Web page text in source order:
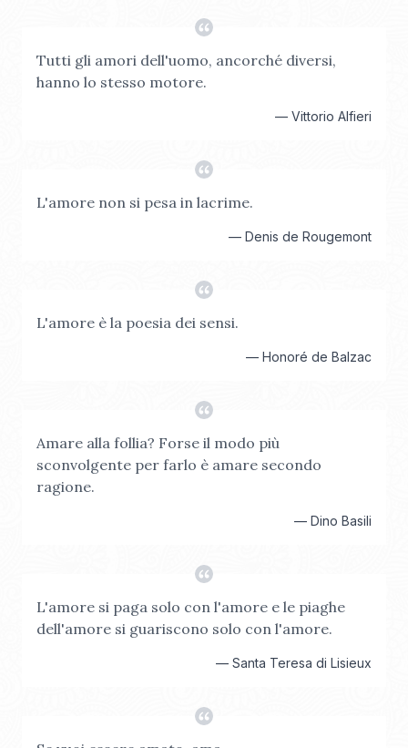
Tutti gli amori dell'uomo, ancorché diversi,
hanno lo stesso motore.
— Vittorio Alfieri
L'amore non si pesa in lacrime.
— Denis de Rougemont
L'amore è la poesia dei sensi.
— Honoré de Balzac
Amare alla follia? Forse il modo più
sconvolgente per farlo è amare secondo
ragione.
— Dino Basili
L'amore si paga solo con l'amore e le piaghe
dell'amore si guariscono solo con l'amore.
— Santa Teresa di Lisieux